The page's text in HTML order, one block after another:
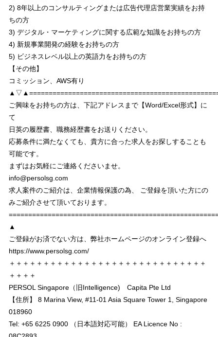
2) 8年以上のコンサルティングまたは広告代理店営業実績をお持
ちの方
3) デジタル・マーケティングに関する広範な知識をお持ちの方
4) 新規事業開発の経験をお持ちの方
5) ビジネスレベル以上の英語力をお持ちの方
【その他】
コミッション、AWS有り
ご興味をお持ちの方は、下記アドレスまで【Word/Excel形式】に
て
日英の履歴書、職務経歴書をお送りください。
応募条件に満たなくても、貴方に合った求人をお探しすることも
可能です。
まずはお気軽にご連絡くださいませ。
info@persolsg.com
求人案件のご紹介は、企業情報保護の為、 ご登録を頂いた方にの
みご紹介させて頂いております。
▲
ご登録がお済でない方は、弊社ホームページのオンライン登録へ
https://www.persolsg.com/
＋＋＋＋＋＋＋＋＋＋＋＋＋＋＋＋＋＋＋＋＋＋＋＋＋＋＋＋＋
＋＋＋＋
PERSOL Singapore（旧Intelligence) Capita Pte Ltd
【住所】 8 Marina View, #11-01 Asia Square Tower 1, Singapore
018960
Tel: +65 6225 0900 （日本語対応可能） EA Licence No :